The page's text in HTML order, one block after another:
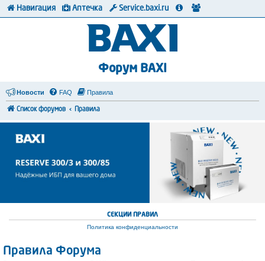
Форум BAXI
Новости FAQ Правила
Список форумов Правила
СЕКЦИИ ПРАВИЛ
Политика конфиденциальности
Правила Форума
Навигация Аптечка Service.baxi.ru